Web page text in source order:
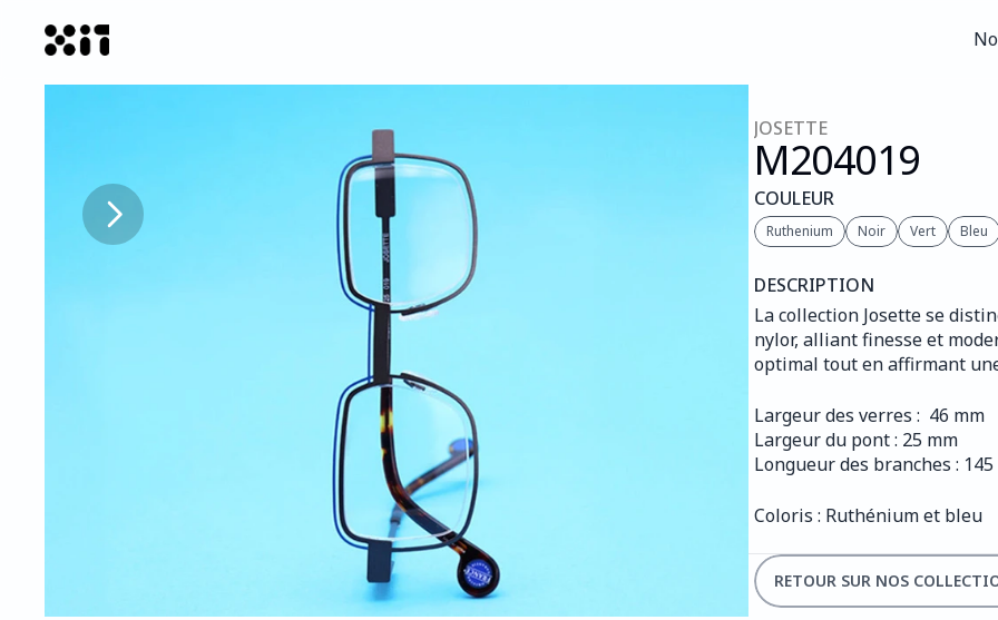
JOSETTE
M204019
COULEUR
Ruthenium Noir Vert Bleu
DESCRIPTION
La collection Josette se
nylor, alliant finesse et
optimal tout en affirmant
Largeur des verres :  46 mm
Largeur du pont : 25 mm
Longueur des branches :
Coloris : Ruthénium et bleu
RETOUR SUR NOS